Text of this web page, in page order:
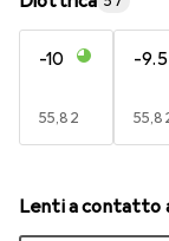
-10
EUR
55,82
-9.5
EUR
Lenti a contatto